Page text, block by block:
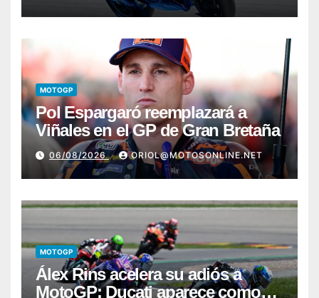
MOTOGP
Pol Espargaró reemplazará a
Viñales en el GP de Gran Bretaña
06/08/2026 ORIOL@MOTOSONLINE.NET
MOTOGP
Álex Rins acelera su adiós a
MotoGP: Ducati aparece como